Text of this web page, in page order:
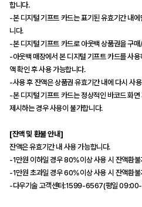
합니다.
-본 디지털 기프트 카드는 표기된 유효기간 내
니다.
-본 디지털 기프트 카드로 아웃백 상품권을 구
-아웃백 매장에서 본 디지털 기프트 카드를 사
액 확인 후 사용 가능합니다.
-사용 후 잔액은 상품권 유효기간 내에 다시 사
-본 디지털 기프트 카드는 정상적인 바코드 화
제시하는 경우 사용이 불가합니다.
[잔액 및 환불 안내]
잔액은 유효기간 내 사용 가능합니다.
-1만원 이하일 경우 80%이상 사용 시 잔액환불
-1만원 초과일 경우 60%이상 사용 시 잔액환불
-다우기술 고객센터:1599-6567(평일